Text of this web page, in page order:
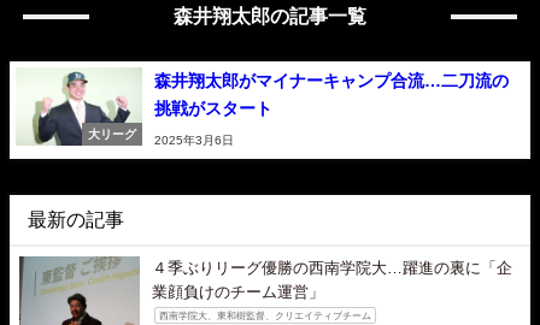
森井翔太郎の記事一覧
大リーグ
森井翔太郎がマイナーキャンプ合流…二刀流の
挑戦がスタート
2025年3月6日
最新の記事
４季ぶりリーグ優勝の西南学院大…躍進の裏に「企
業顔負けのチーム運営」
西南学院大、東和樹監督、クリエイティブチーム